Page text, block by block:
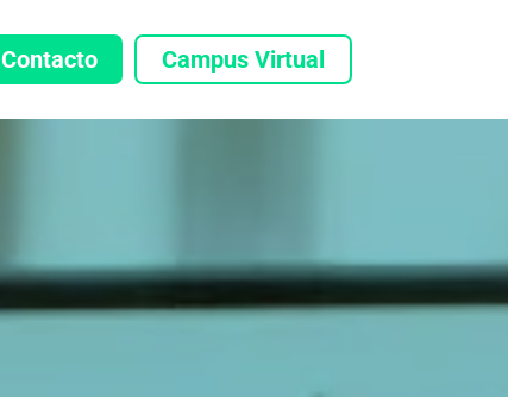
Contacto Campus Virtual